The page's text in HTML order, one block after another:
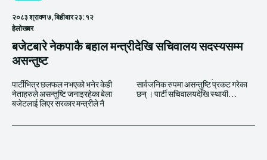
२०८३ श्रावण ७, बिहीबार २३:१२
हेलाेखबर
बजेटबारे नेकपाकै बहाल मन्त्रीदेखि सचिवालय सदस्यसम्म
असन्तुष्ट
पार्टीभित्र छलफल नभएको भनेर केही
नेताहरुले असन्तुष्टि जनाइरहेका बेला
बजेटलाई लिएर सरकार मन्त्रीले नै
सार्वजनिक रुपमा असन्तुष्टि प्रकट गरेका
छन् । पार्टी सचिवालयदेखि स्थायी...